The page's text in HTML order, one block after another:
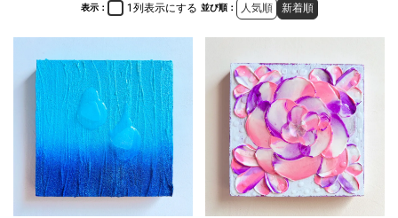
表示： 1列表示にする 並び順： 人気順 新着順